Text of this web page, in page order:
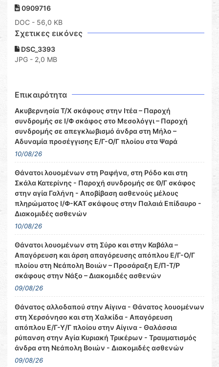
0909716
DOC - 56,0 KB
Σχετικες εικόνες
DSC_3393
JPG - 2,0 MB
Επικαιρότητα
Ακυβερνησία Τ/Χ σκάφους στην Ιτέα – Παροχή
συνδρομής σε Ι/Φ σκάφος στο Μεσολόγγι – Παροχή
συνδρομής σε απεγκλωβισμό άνδρα στη Μήλο –
Αδυναμία προσέγγισης Ε/Γ-Ο/Γ πλοίου στα Ψαρά
10/08/26
Θάνατοι λουομένων στη Ραφήνα, στη Ρόδο και στη
Σκάλα Κατερίνης - Παροχή συνδρομής σε Θ/Γ σκάφος
στην αγία Γαλήνη - Αποβίβαση ασθενούς μέλους
πληρώματος Ι/Φ-ΚΑΤ σκάφους στην Παλαιά Επίδαυρο -
Διακομιδές ασθενών
10/08/26
Θάνατοι λουομένων στη Σύρο και στην Καβάλα –
Απαγόρευση και άρση απαγόρευσης απόπλου Ε/Γ-Ο/Γ
πλοίου στη Νεάπολη Βοιών – Προσάραξη Ε/Π-Τ/Ρ
σκάφους στην Νάξο – Διακομιδές ασθενών
09/08/26
Θάνατος αλλοδαπού στην Αίγινα - Θάνατος λουομένων
στη Χερσόνησο και στη Χαλκίδα - Απαγόρευση
απόπλου Ε/Γ-Υ/Γ πλοίου στην Αίγινα - Θαλάσσια
ρύπανση στην Αγία Κυριακή Τρικέρων - Τραυματισμός
άνδρα στη Νεάπολη Βοιών - Διακομιδές ασθενών
09/08/26